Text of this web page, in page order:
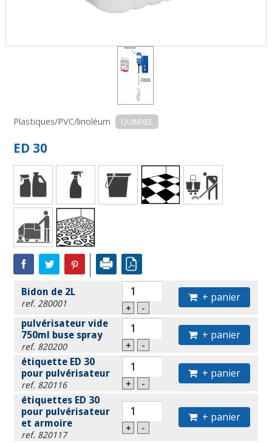
Plastiques/PVC/linoléum QUIMXEL
ED 30
Bidon de 2L
ref. 280001 + -
+ panier
pulvérisateur vide
750ml buse spray
ref. 820200 + -
+ panier
étiquette ED 30
pour pulvérisateur
ref. 820116 + -
+ panier
étiquettes ED 30
pour pulvérisateur
et armoire
ref. 820117
+ -
+ panier